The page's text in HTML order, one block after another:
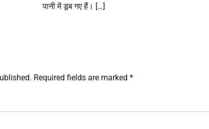
पानी में डूब गए हैं। […]
Required fields are marked *